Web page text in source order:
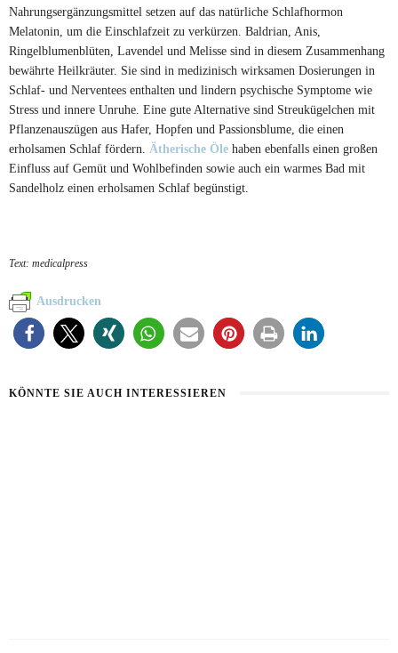
Nahrungsergänzungsmittel setzen auf das natürliche Schlafhormon
Melatonin, um die Einschlafzeit zu verkürzen. Baldrian, Anis,
Ringelblumenblüten, Lavendel und Melisse sind in diesem Zusammenhang
bewährte Heilkräuter. Sie sind in medizinisch wirksamen Dosierungen in
Schlaf- und Nerventees enthalten und lindern psychische Symptome wie
Stress und innere Unruhe. Eine gute Alternative sind Streukügelchen mit
Pflanzenauszügen aus Hafer, Hopfen und Passionsblume, die einen
erholsamen Schlaf fördern. Ätherische Öle haben ebenfalls einen großen
Einfluss auf Gemüt und Wohlbefinden sowie auch ein warmes Bad mit
Sandelholz einen erholsamen Schlaf begünstigt.
Text: medicalpress
Ausdrucken
KÖNNTE SIE AUCH INTERESSIEREN